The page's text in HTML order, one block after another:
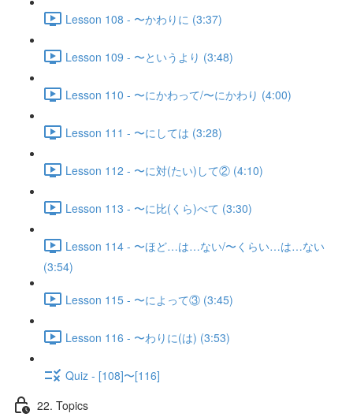
Lesson 108 - 〜かわりに (3:37)
Lesson 109 - 〜というより (3:48)
Lesson 110 - 〜にかわって/〜にかわり (4:00)
Lesson 111 - 〜にしては (3:28)
Lesson 112 - 〜に対(たい)して② (4:10)
Lesson 113 - 〜に比(くら)べて (3:30)
Lesson 114 - 〜ほど…は…ない/〜くらい…は…ない
(3:54)
Lesson 115 - 〜によって③ (3:45)
Lesson 116 - 〜わりに(は) (3:53)
Quiz - [108]〜[116]
22. Topics